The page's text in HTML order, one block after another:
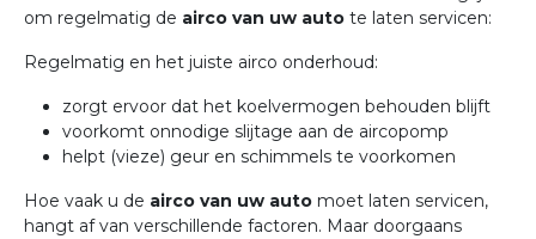
om regelmatig de airco van uw auto te laten servicen:
Regelmatig en het juiste airco onderhoud:
zorgt ervoor dat het koelvermogen behouden blijft
voorkomt onnodige slijtage aan de aircopomp
helpt (vieze) geur en schimmels te voorkomen
Hoe vaak u de airco van uw auto moet laten servicen,
hangt af van verschillende factoren. Maar doorgaans